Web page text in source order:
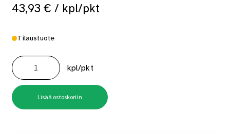
43,93 € / kpl/pkt
Tilaustuote
Kaapelipidike
Pro
Emd-
28
200kpl
määrä
kpl/pkt
Lisää ostoskoriin